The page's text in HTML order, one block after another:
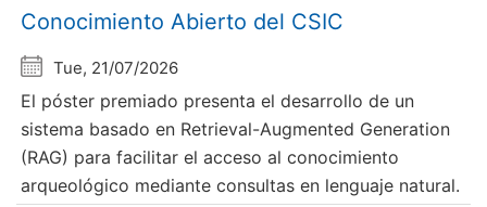
Conocimiento Abierto del CSIC
Tue, 21/07/2026
El póster premiado presenta el desarrollo de un
sistema basado en Retrieval-Augmented Generation
(RAG) para facilitar el acceso al conocimiento
arqueológico mediante consultas en lenguaje natural.